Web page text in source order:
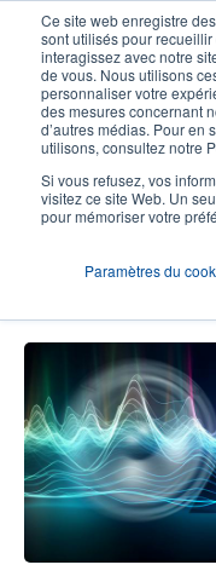
Ce site web enregistre
sont utilisés pour
interagissez avec notre
de vous. Nous utilisons
personnaliser votre
des mesures concernant
d’autres médias. Pour en
utilisons, consultez notre
Si vous refusez, vos
visitez ce site Web. Un
pour mémoriser votre
Paramètres du
contenu
principal
Société
dans
Fabrication